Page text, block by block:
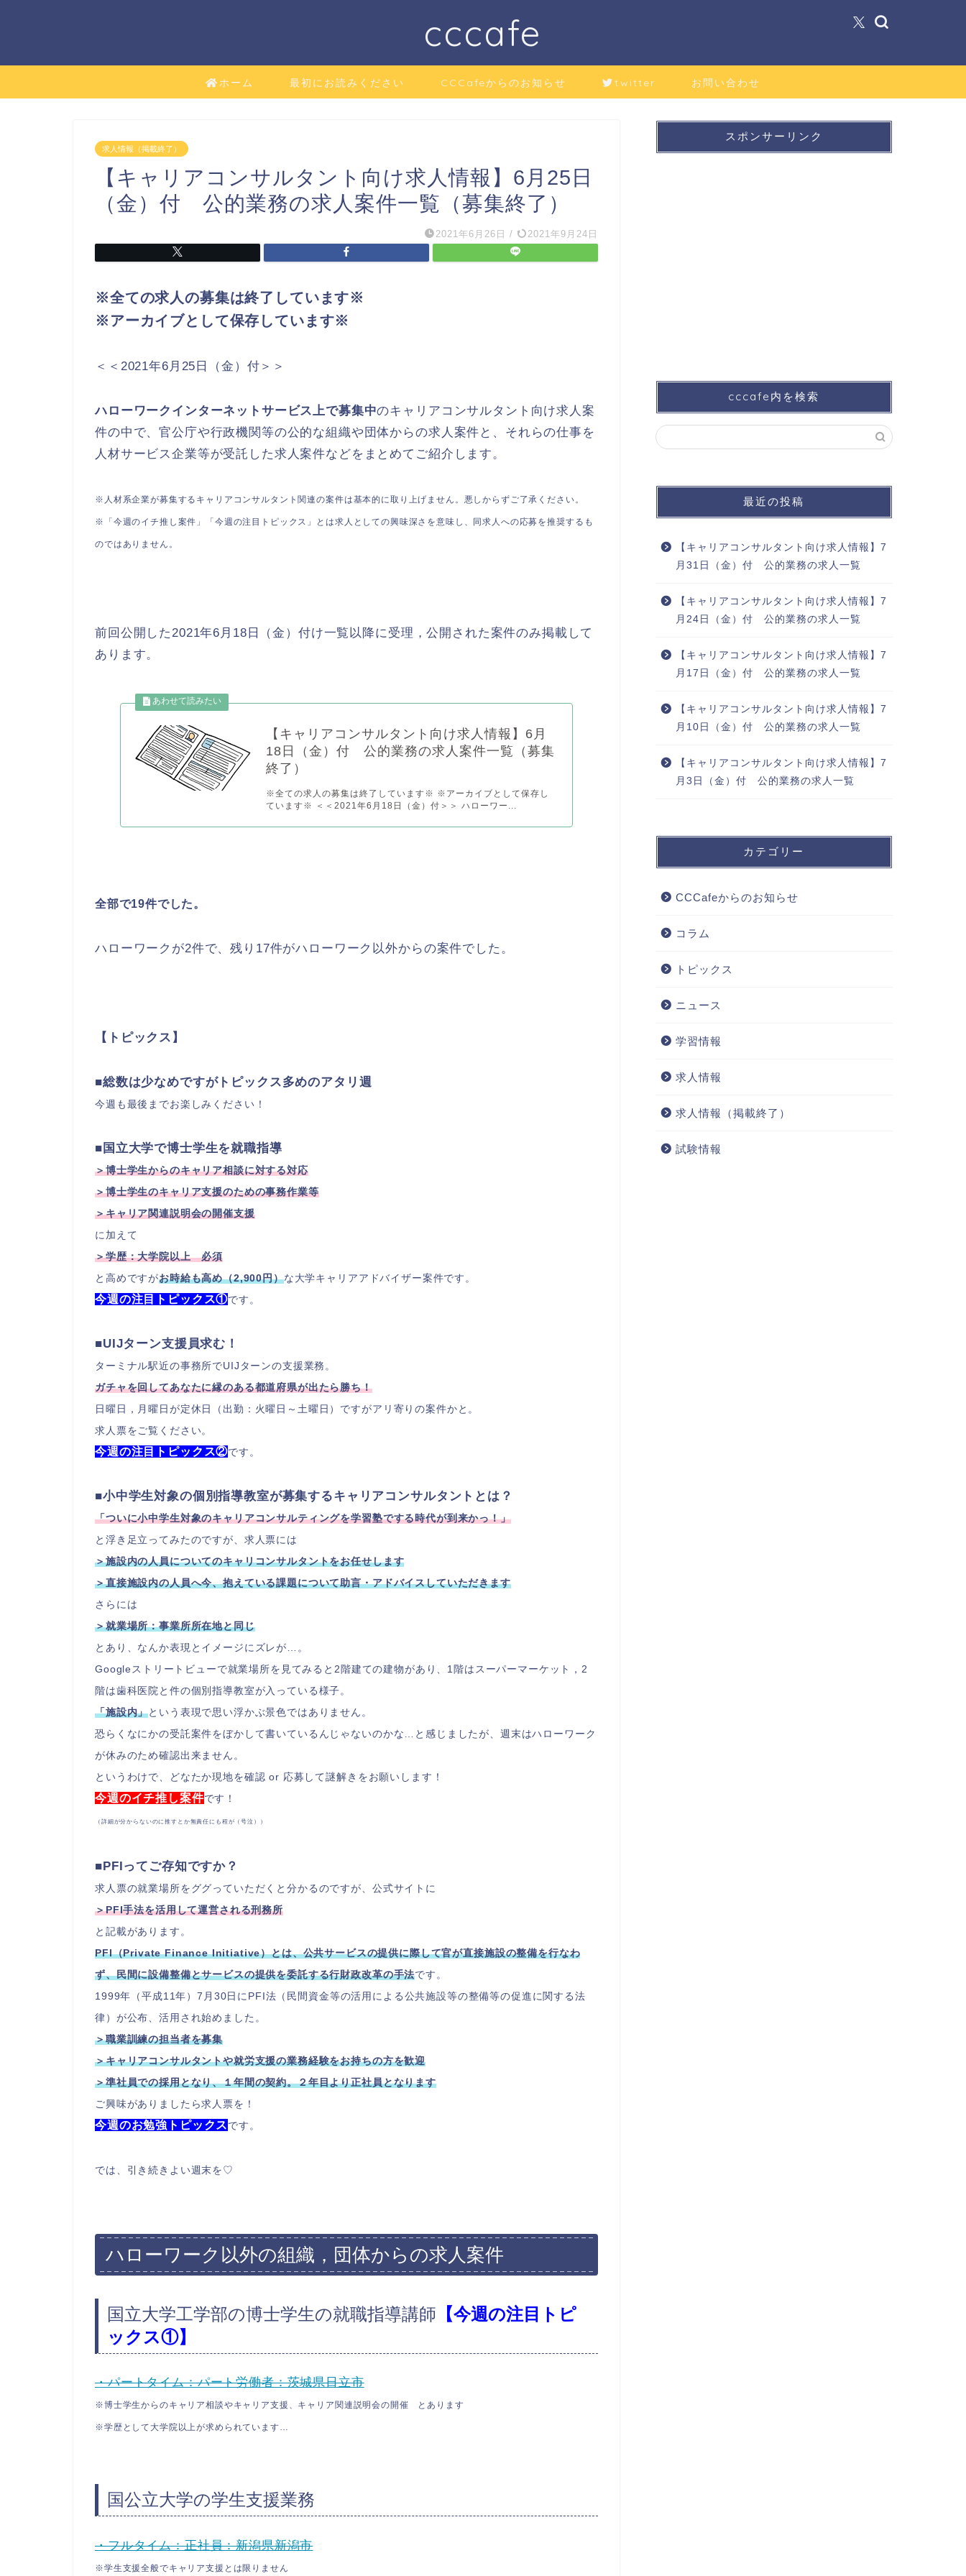
cccafe
ホーム 最初にお読みください CCCafeからのお知らせ twitter お問い合わせ
求人情報（掲載終了）
【キャリアコンサルタント向け求人情報】6月25日
（金）付 公的業務の求人案件一覧（募集終了）
2021年6月26日 / 2021年9月24日
※全ての求人の募集は終了しています※
※アーカイブとして保存しています※
＜＜2021年6月25日（金）付＞＞
ハローワークインターネットサービス上で募集中のキャリアコンサルタント向け求人案
件の中で、官公庁や行政機関等の公的な組織や団体からの求人案件と、それらの仕事を
人材サービス企業等が受託した求人案件などをまとめてご紹介します。
※人材系企業が募集するキャリアコンサルタント関連の案件は基本的に取り上げません。悪しからずご了承ください。
※「今週のイチ推し案件」「今週の注目トピックス」とは求人としての興味深さを意味し、同求人への応募を推奨するも
のではありません。
前回公開した2021年6月18日（金）付け一覧以降に受理，公開された案件のみ掲載して
あります。
【キャリアコンサルタント向け求人情報】6月
18日（金）付 公的業務の求人案件一覧（募集
終了）
※全ての求人の募集は終了しています※ ※アーカイブとして保存し
ています※ ＜＜2021年6月18日（金）付＞＞ ハローワー...
全部で19件でした。
ハローワークが2件で、残り17件がハローワーク以外からの案件でした。
【トピックス】
■総数は少なめですがトピックス多めのアタリ週
今週も最後までお楽しみください！
■国立大学で博士学生を就職指導
＞博士学生からのキャリア相談に対する対応
＞博士学生のキャリア支援のための事務作業等
＞キャリア関連説明会の開催支援
に加えて
＞学歴：大学院以上 必須
と高めですがお時給も高め（2,900円）な大学キャリアアドバイザー案件です。
今週の注目トピックス①です。
■UIJターン支援員求む！
ターミナル駅近の事務所でUIJターンの支援業務。
ガチャを回してあなたに縁のある都道府県が出たら勝ち！
日曜日，月曜日が定休日（出勤：火曜日～土曜日）ですがアリ寄りの案件かと。
求人票をご覧ください。
今週の注目トピックス②です。
■小中学生対象の個別指導教室が募集するキャリアコンサルタントとは？
「ついに小中学生対象のキャリアコンサルティングを学習塾でする時代が到来かっ！」
と浮き足立ってみたのですが、求人票には
＞施設内の人員についてのキャリコンサルタントをお任せします
＞直接施設内の人員へ今、抱えている課題について助言・アドバイスしていただきます
さらには
＞就業場所：事業所所在地と同じ
とあり、なんか表現とイメージにズレが…。
Googleストリートビューで就業場所を見てみると2階建ての建物があり、1階はスーパーマーケット，2
階は歯科医院と件の個別指導教室が入っている様子。
「施設内」という表現で思い浮かぶ景色ではありません。
恐らくなにかの受託案件をぼかして書いているんじゃないのかな…と感じましたが、週末はハローワーク
が休みのため確認出来ません。
というわけで、どなたか現地を確認 or 応募して謎解きをお願いします！
今週のイチ推し案件です！
（詳細が分からないのに推すとか無責任にも程が（号泣））
■PFIってご存知ですか？
求人票の就業場所をググっていただくと分かるのですが、公式サイトに
＞PFI手法を活用して運営される刑務所
と記載があります。
PFI（Private Finance Initiative）とは、公共サービスの提供に際して官が直接施設の整備を行なわ
ず、民間に設備整備とサービスの提供を委託する行財政改革の手法です。
1999年（平成11年）7月30日にPFI法（民間資金等の活用による公共施設等の整備等の促進に関する法
律）が公布、活用され始めました。
＞職業訓練の担当者を募集
＞キャリアコンサルタントや就労支援の業務経験をお持ちの方を歓迎
＞準社員での採用となり、１年間の契約。２年目より正社員となります
ご興味がありましたら求人票を！
今週のお勉強トピックスです。
では、引き続きよい週末を♡
ハローワーク以外の組織，団体からの求人案件
国立大学工学部の博士学生の就職指導講師 【今週の注目トピ
ックス①】
・パートタイム：パート労働者：茨城県日立市
※博士学生からのキャリア相談やキャリア支援、キャリア関連説明会の開催 とあります
※学歴として大学院以上が求められています…
国公立大学の学生支援業務
・フルタイム：正社員：新潟県新潟市
※学生支援全般でキャリア支援とは限りません
スポンサーリンク
cccafe内を検索
最近の投稿
【キャリアコンサルタント向け求人情報】7
月31日（金）付 公的業務の求人一覧
【キャリアコンサルタント向け求人情報】7
月24日（金）付 公的業務の求人一覧
【キャリアコンサルタント向け求人情報】7
月17日（金）付 公的業務の求人一覧
【キャリアコンサルタント向け求人情報】7
月10日（金）付 公的業務の求人一覧
【キャリアコンサルタント向け求人情報】7
月3日（金）付 公的業務の求人一覧
カテゴリー
CCCafeからのお知らせ
コラム
トピックス
ニュース
学習情報
求人情報
求人情報（掲載終了）
試験情報